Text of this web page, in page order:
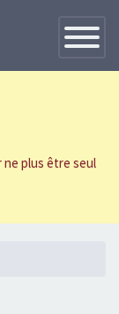
Toggle
ne plus être seul